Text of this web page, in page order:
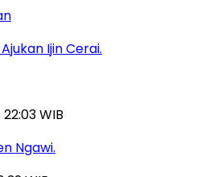
Ijin Cerai.
WIB
Ngawi.